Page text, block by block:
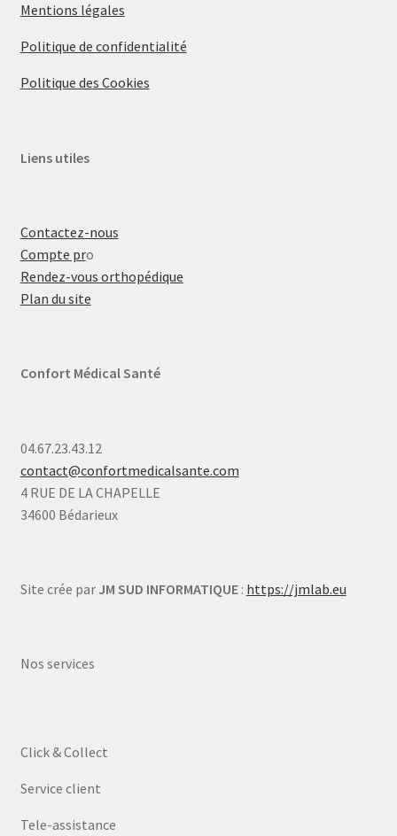
Mentions légales
Politique de confidentialité
Politique des Cookies
Liens utiles
Contactez-nous
Compte pro
Rendez-vous orthopédique
Plan du site
Confort Médical Santé
04.67.23.43.12
contact@confortmedicalsante.com
4 RUE DE LA CHAPELLE
34600 Bédarieux
Site crée par JM SUD INFORMATIQUE: https://jmlab.eu
Nos services
Click & Collect
Service client
Tele-assistance